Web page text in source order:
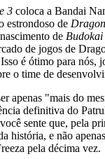
3 coloca a Bandai
estrondoso de
de
de jogos de
é ótimo para nós,
o time de
apenas "mais do
definitiva do
sente que, pela
história, e não
pela décima vez.